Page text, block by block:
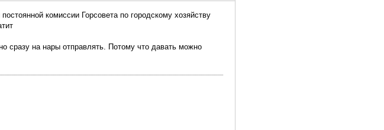
комиссии Горсовета по городскому хозяйству
сразу на нары отправлять. Потому что давать можно